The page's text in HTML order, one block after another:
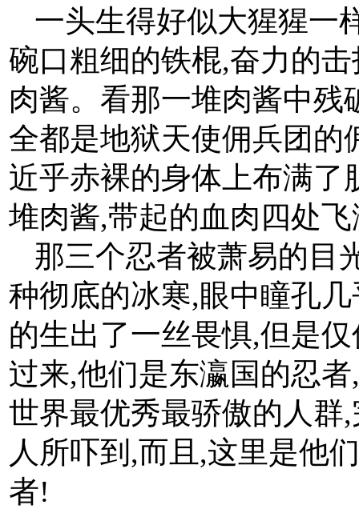
一头生得好似大猩猩一
碗口粗细的铁棍,奋力的
肉酱。看那一堆肉酱中
全都是地狱天使佣兵团的
近乎赤裸的身体上布满了
堆肉酱,带起的血肉四处
那三个忍者被萧易的目
种彻底的冰寒,眼中瞳孔
的生出了一丝畏惧,但是
过来,他们是东瀛国的忍
世界最优秀最骄傲的人群
人所吓到,而且,这里是他
者!